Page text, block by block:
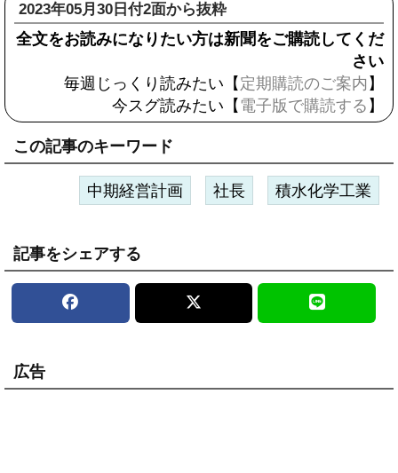
2023年05月30日付2面から抜粋
全文をお読みになりたい方は新聞をご購読してくだ
さい
毎週じっくり読みたい【 定期購読のご案内 】
今スグ読みたい【 電子版で購読する 】
この記事のキーワード
中期経営計画 社長 積水化学工業
記事をシェアする
広告